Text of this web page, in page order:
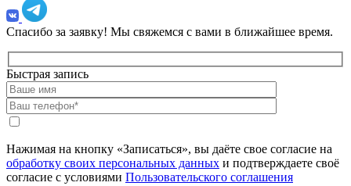
Спасибо за заявку! Мы свяжемся с вами в ближайшее время.
Быстрая запись
Нажимая на кнопку «Записаться», вы даёте свое согласие на
обработку своих персональных данных и подтверждаете своё
согласие с условиями Пользовательского соглашения